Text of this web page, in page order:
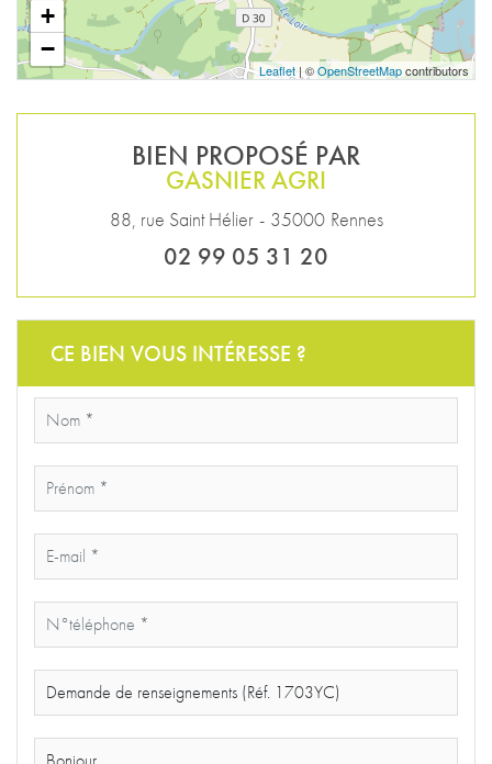
+
−
Leaflet | ©OpenStreetMapcontributors
BIEN PROPOSÉ PAR
GASNIER AGRI
88, rue Saint Hélier - 35000 Rennes
02 99 05 31 20
CE BIEN VOUS INTÉRESSE ?